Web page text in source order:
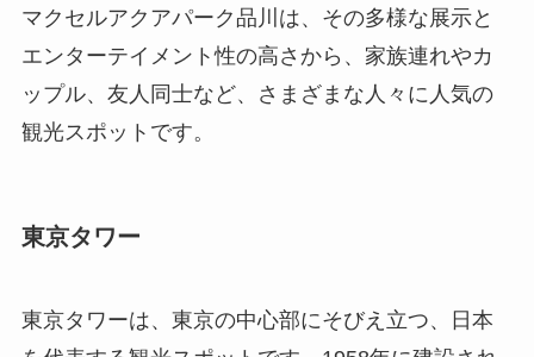
マクセルアクアパーク品川は、その多様な展示と
エンターテイメント性の高さから、家族連れやカ
ップル、友人同士など、さまざまな人々に人気の
観光スポットです。
東京タワー
東京タワーは、東京の中心部にそびえ立つ、日本